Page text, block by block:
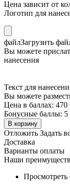
Цена зависит от
Логотип для
файлЗагрузить
Вы можете
нанесения
Текст для
Вы можете
Цена в баллах: 470
Бонусные баллы: 5
В корзину
Отложить Задать
Доставка
Варианты оплаты
Наши